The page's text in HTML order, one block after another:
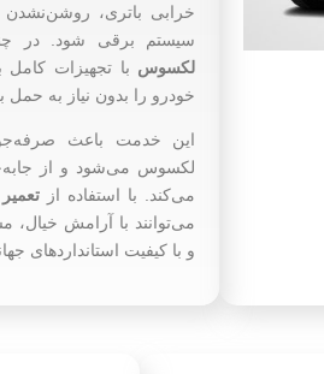
خرابی باتری، روشن‌نشدن
سیستم برقی شود. در
لکسوس با تجهیزات
خودرو را بدون نیاز به حمل
این خدمت باعث
لکسوس می‌شود و از
می‌کند. با استفاده از
می‌توانند با آرامش
و با کیفیت استانداردهای